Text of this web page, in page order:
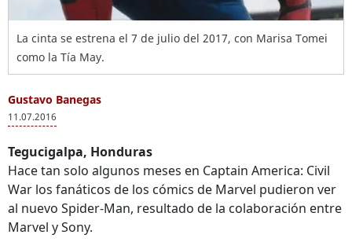
La cinta se estrena el 7 de julio del 2017, con Marisa Tomei
como la Tía May.
Gustavo Banegas
11.07.2016
Tegucigalpa, Honduras
Hace tan solo algunos meses en Captain America: Civil
War los fanáticos de los cómics de Marvel pudieron ver
al nuevo Spider-Man, resultado de la colaboración entre
Marvel y Sony.